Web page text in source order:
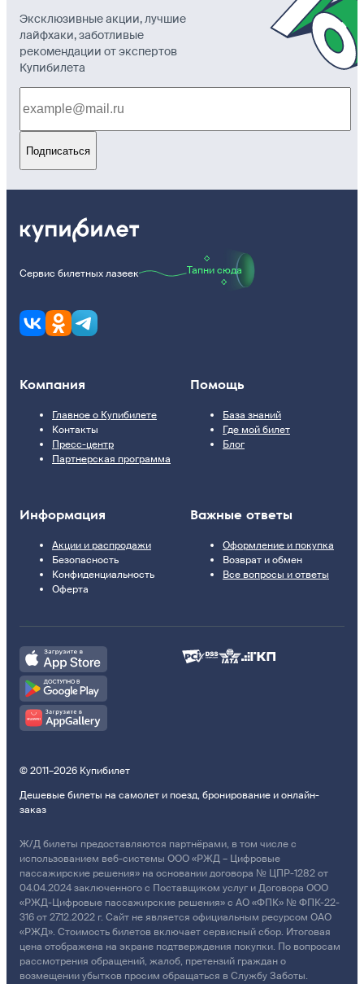
Эксклюзивные акции, лучшие
лайфхаки, заботливые
рекомендации от экспертов
Купибилета
Подписаться
Сервис билетных лазеек Тапни сюда
Компания
Главное о Купибилете
Контакты
Пресс-центр
Партнерская программа
Помощь
База знаний
Где мой билет
Блог
Информация
Акции и распродажи
Безопасность
Конфиденциальность
Оферта
Важные ответы
Оформление и покупка
Возврат и обмен
Все вопросы и ответы
© 2011–2026 Купибилет
Дешевые билеты на самолет и поезд, бронирование и онлайн-
заказ
Ж/Д билеты предоставляются партнёрами, в том числе с
использованием веб-системы ООО «РЖД – Цифровые
пассажирские решения» на основании договора № ЦПР-1282 от
04.04.2024 заключенного с Поставщиком услуг и Договора ООО
«РЖД-Цифровые пассажирские решения» с АО «ФПК» № ФПК-22-
316 от 27.12.2022 г. Сайт не является официальным ресурсом ОАО
«РЖД». Стоимость билетов включает сервисный сбор. Итоговая
цена отображена на экране подтверждения покупки. По вопросам
рассмотрения обращений, жалоб, претензий граждан о
возмещении убытков просим обращаться в Службу Заботы.